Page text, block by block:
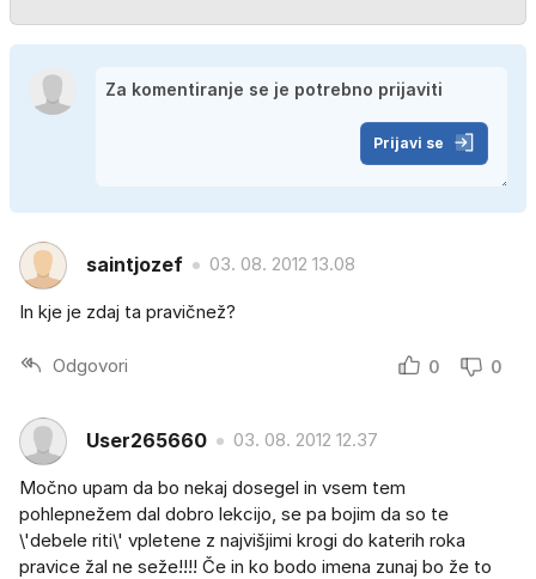
Prijavi se
saintjozef 03. 08. 2012 13.08
In kje je zdaj ta pravičnež?
Odgovori 0 0
User265660 03. 08. 2012 12.37
Močno upam da bo nekaj dosegel in vsem tem
pohlepnežem dal dobro lekcijo, se pa bojim da so te
\'debele riti\' vpletene z najvišjimi krogi do katerih roka
pravice žal ne seže!!!! Če in ko bodo imena zunaj bo že to